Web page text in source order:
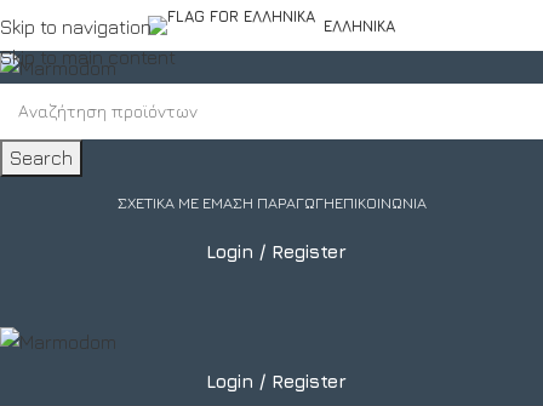
Skip to navigation
Skip to main content
ΕΛΛΗΝΙΚΆ
Search
ΣΧΕΤΙΚΆ ΜΕ ΕΜΆΣΗ ΠΑΡΑΓΩΓΉΕΠΙΚΟΙΝΩΝΊΑ
Login / Register
Login / Register